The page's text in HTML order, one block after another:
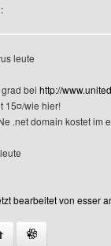
leute
bei http://
15¤/wie hier!
.net domain kostet im
bearbeitet von esser
dieses